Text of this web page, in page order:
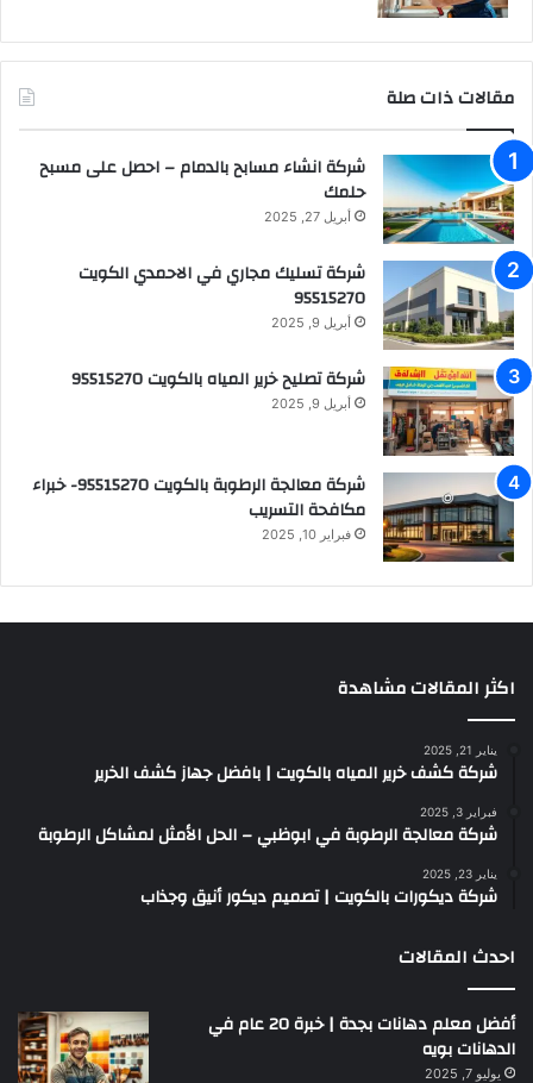
مقالات ذات صلة
شركة انشاء مسابح بالدمام – احصل على مسبح
حلمك
أبريل 27, 2025
شركة تسليك مجاري في الاحمدي الكويت
95515270
أبريل 9, 2025
شركة تصليح خرير المياه بالكويت 95515270
أبريل 9, 2025
شركة معالجة الرطوبة بالكويت 95515270- خبراء
مكافحة التسريب
فبراير 10, 2025
اكثر المقالات مشاهدة
يناير 21, 2025
شركة كشف خرير المياه بالكويت | بافضل جهاز كشف الخرير
فبراير 3, 2025
شركة معالجة الرطوبة في ابوظبي – الحل الأمثل لمشاكل الرطوبة
يناير 23, 2025
شركة ديكورات بالكويت | تصميم ديكور أنيق وجذاب
احدث المقالات
أفضل معلم دهانات بجدة | خبرة 20 عام في
الدهانات بويه
يوليو 7, 2025